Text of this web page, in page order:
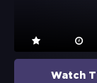
Watch